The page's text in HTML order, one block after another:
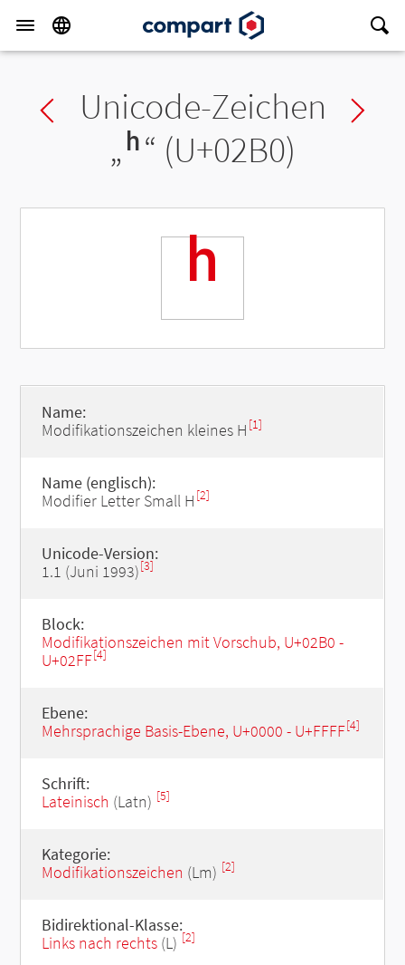
Previous char
Unicode-Zeichen
„ʰ“ (U+02B0)
ʰ
Name:
Modifikationszeichen kleines H [1]
Name (englisch):
Modifier Letter Small H [2]
Unicode-Version:
1.1 (Juni 1993)[3]
Block:
Modifikationszeichen mit Vorschub, U+02B0 -
U+02FF[4]
Ebene:
Mehrsprachige Basis-Ebene, U+0000 - U+FFFF[4]
Schrift:
Lateinisch (Latn) [5]
Kategorie:
Modifikationszeichen (Lm) [2]
Bidirektional-Klasse:
Links nach rechts(L) [2]